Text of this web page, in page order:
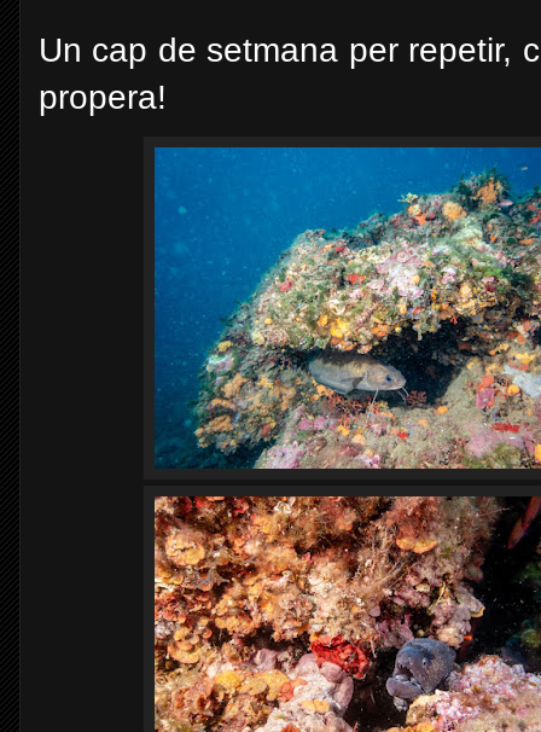
Un cap de setmana per repetir,
propera!